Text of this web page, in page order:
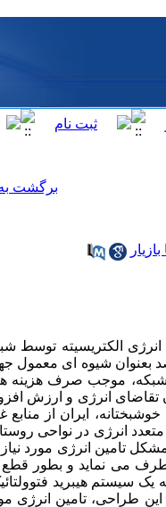
برگشت
الکتریسیته توسط
انرژی الکتریکی در بسیاری از نواحی روستایی کشور در حدود 99.5-98.5 درصد بعنوان شیوه
شبکه، موجب صرف هزینه
تقاضای انرژی و ارزش
ایران از منابع
انرژی در نواحی
تامین انرژی مورد نیاز
می نماید و بطور قطع
سیستم هیبرید
طراحی، تامین انرژی